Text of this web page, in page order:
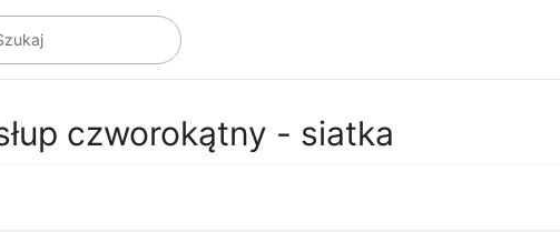
czworokątny - siatka